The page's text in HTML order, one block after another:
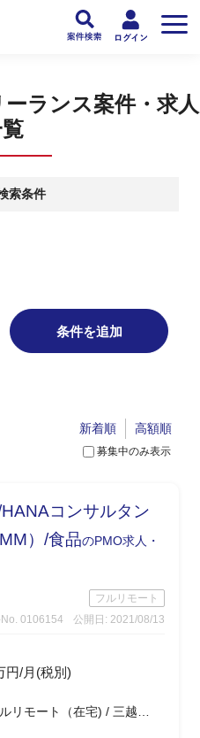
ランス案件・求人
索条件
条件を追加
募集中のみ表示
新着順 高額順
コンサルタン
）/食品のPMO求人・
フルリモート
0106154
公開日: 2021/08/13
円/月(税別)
リモート（在宅) / 三越前